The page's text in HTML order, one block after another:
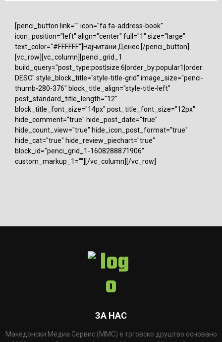
[penci_button link="" icon="fa fa-address-book"
icon_position="left" align="center" full="1" size="large"
text_color="#FFFFFF"]Најчитани Денес [/penci_button]
[vc_row][vc_column][penci_grid_1
build_query="post_type:post|size:6|order_by:popular1|order:
DESC" style_block_title="style-title-grid" image_size="penci-
thumb-280-376" block_title_align="style-title-left"
post_standard_title_length="12"
block_title_font_size="14px" post_title_font_size="12px"
hide_comment="true" hide_post_date="true"
hide_count_view="true" hide_icon_post_format="true"
hide_cat="true" hide_review_piechart="true"
block_id="penci_grid_1-1608288871906"
custom_markup_1=""][/vc_column][/vc_row]
ЗА НАС
Македонски Медиа Сервис (ММС) е трговско друштво основано